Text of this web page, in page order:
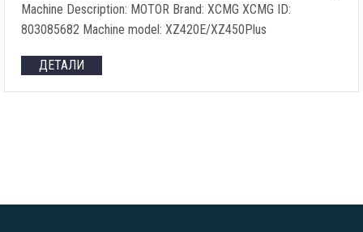
Machine Description: MOTOR Brand: XCMG XCMG ID:
803085682 Machine model: XZ420E/XZ450Plus
ДЕТАЛИ